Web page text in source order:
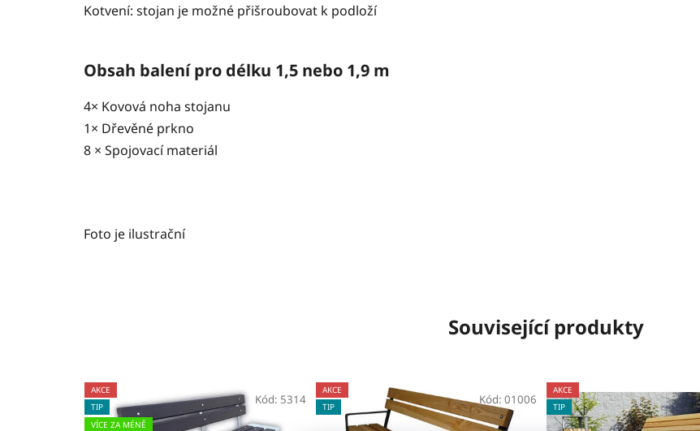
Kotvení: stojan je možné přišroubovat k podloží
Obsah balení pro délku 1,5 nebo 1,9 m
4× Kovová noha stojanu
1× Dřevěné prkno
8 × Spojovací materiál
Foto je ilustrační
Související produkty
AKCE
TIP
VÍCE ZA MÉNĚ
Kód: 5314
AKCE
TIP
Kód: 01006
AKCE
TIP